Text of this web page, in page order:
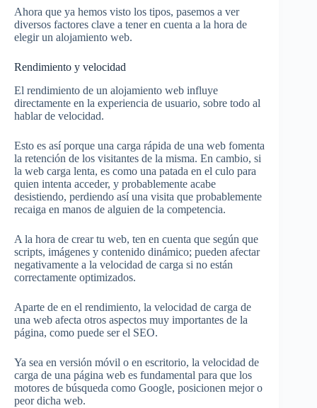
Ahora que ya hemos visto los tipos, pasemos a ver
diversos factores clave a tener en cuenta a la hora de
elegir un alojamiento web.
Rendimiento y velocidad
El rendimiento de un alojamiento web influye
directamente en la experiencia de usuario, sobre todo al
hablar de velocidad.
Esto es así porque una carga rápida de una web fomenta
la retención de los visitantes de la misma. En cambio, si
la web carga lenta, es como una patada en el culo para
quien intenta acceder, y probablemente acabe
desistiendo, perdiendo así una visita que probablemente
recaiga en manos de alguien de la competencia.
A la hora de crear tu web, ten en cuenta que según que
scripts, imágenes y contenido dinámico; pueden afectar
negativamente a la velocidad de carga si no están
correctamente optimizados.
Aparte de en el rendimiento, la velocidad de carga de
una web afecta otros aspectos muy importantes de la
página, como puede ser el SEO.
Ya sea en versión móvil o en escritorio, la velocidad de
carga de una página web es fundamental para que los
motores de búsqueda como Google, posicionen mejor o
peor dicha web.